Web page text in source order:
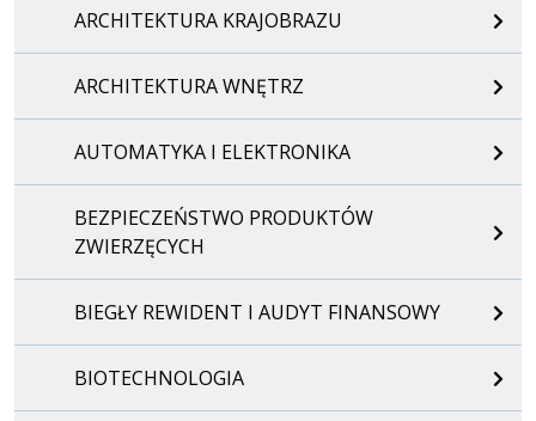
ARCHITEKTURA KRAJOBRAZU
ARCHITEKTURA WNĘTRZ
AUTOMATYKA I ELEKTRONIKA
BEZPIECZEŃSTWO PRODUKTÓW
ZWIERZĘCYCH
BIEGŁY REWIDENT I AUDYT FINANSOWY
BIOTECHNOLOGIA